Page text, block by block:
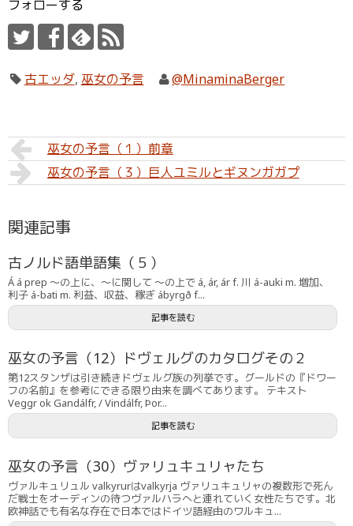
フォローする
古エッダ, 巫女の予言 @MinaminaBerger
巫女の予言（１）前章
巫女の予言（３）巨人ユミルとギヌンガガプ
関連記事
古ノルド語単語集（５）
Á á prep 〜の上に、〜に関して 〜の上で á, ár, ár f. 川 á-auki m. 増加、
利子 á-bati m. 利益、収益、稼ぎ ábyrgð f...
記事を読む
巫女の予言（12）ドヴェルグのカタログその２
第12スタンザは引き続きドヴェルグ族の列挙です。グールドの『ドワー
フの名前』を参考にできる限り由来を調べてあります。 テキスト
Veggr ok Gandálfr, / Vindálfr, Þor...
記事を読む
巫女の予言（30）ヴァリュキュリャたち
ヴァルキュリュル valkyrurはvalkyrja ヴァリュキュリャの複数形で死ん
だ戦士をオーディンの待つヴァルハラへと連れていく女性たちです。北
欧神話でも有名な存在で日本ではドイツ語経由のワルキュ...